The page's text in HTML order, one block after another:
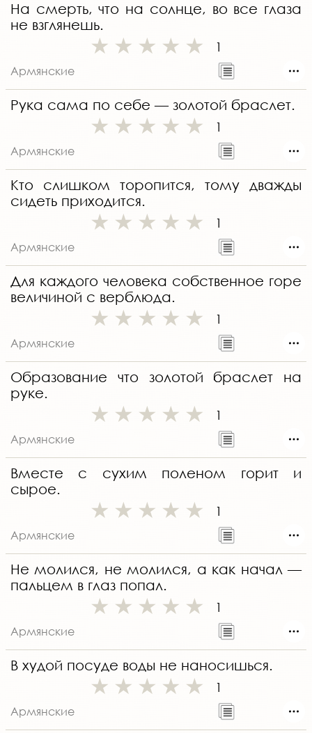
На смерть, что на солнце, во все глаза
не взглянешь.
1
Армянские
Рука сама по себе — золотой браслет.
1
Армянские
Кто слишком торопится, тому дважды
сидеть приходится.
1
Армянские
Для каждого человека собственное горе
величиной с верблюда.
1
Армянские
Образование что золотой браслет на
руке.
1
Армянские
Вместе с сухим поленом горит и
сырое.
1
Армянские
Не молился, не молился, а как начал —
пальцем в глаз попал.
1
Армянские
В худой посуде воды не наносишься.
1
Армянские